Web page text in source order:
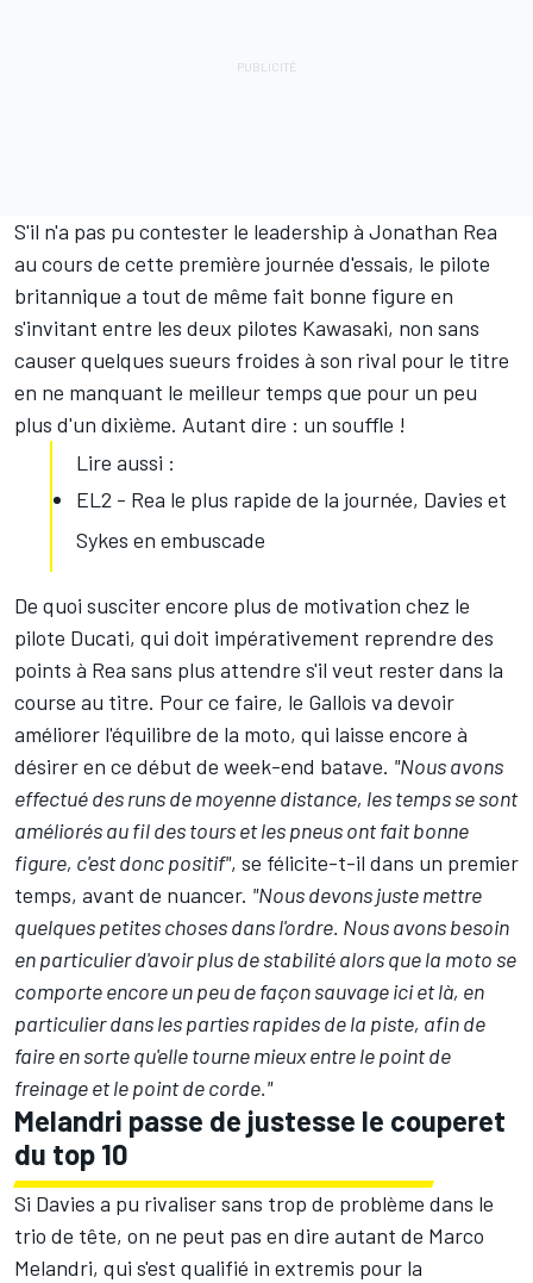
S'il n'a pas pu contester le leadership à Jonathan Rea
au cours de cette première journée d'essais, le pilote
britannique a tout de même fait bonne figure en
s'invitant entre les deux pilotes Kawasaki, non sans
causer quelques sueurs froides à son rival pour le titre
en ne manquant le meilleur temps que pour un peu
plus d'un dixième. Autant dire : un souffle !
Lire aussi :
EL2 - Rea le plus rapide de la journée, Davies et
Sykes en embuscade
De quoi susciter encore plus de motivation chez le
pilote Ducati, qui doit impérativement reprendre des
points à Rea sans plus attendre s'il veut rester dans la
course au titre. Pour ce faire, le Gallois va devoir
améliorer l'équilibre de la moto, qui laisse encore à
désirer en ce début de week-end batave. "Nous avons
effectué des runs de moyenne distance, les temps se sont
améliorés au fil des tours et les pneus ont fait bonne
figure, c'est donc positif", se félicite-t-il dans un premier
temps, avant de nuancer. "Nous devons juste mettre
quelques petites choses dans l'ordre. Nous avons besoin
en particulier d'avoir plus de stabilité alors que la moto se
comporte encore un peu de façon sauvage ici et là, en
particulier dans les parties rapides de la piste, afin de
faire en sorte qu'elle tourne mieux entre le point de
freinage et le point de corde."
Melandri passe de justesse le couperet
du top 10
Si Davies a pu rivaliser sans trop de problème dans le
trio de tête, on ne peut pas en dire autant de Marco
Melandri, qui s'est qualifié in extremis pour la